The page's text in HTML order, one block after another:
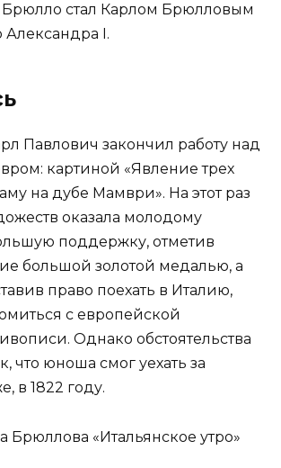
Брюлло стал Карлом Брюлловым
Александра I.
Павлович закончил работу над
картиной «Явление трех
на дубе Мамври». На этот раз
оказала молодому
поддержку, отметив
большой золотой медалью, а
право поехать в Италию,
с европейской
Однако обстоятельства
что юноша смог уехать за
в 1822 году.
Брюллова «Итальянское утро»